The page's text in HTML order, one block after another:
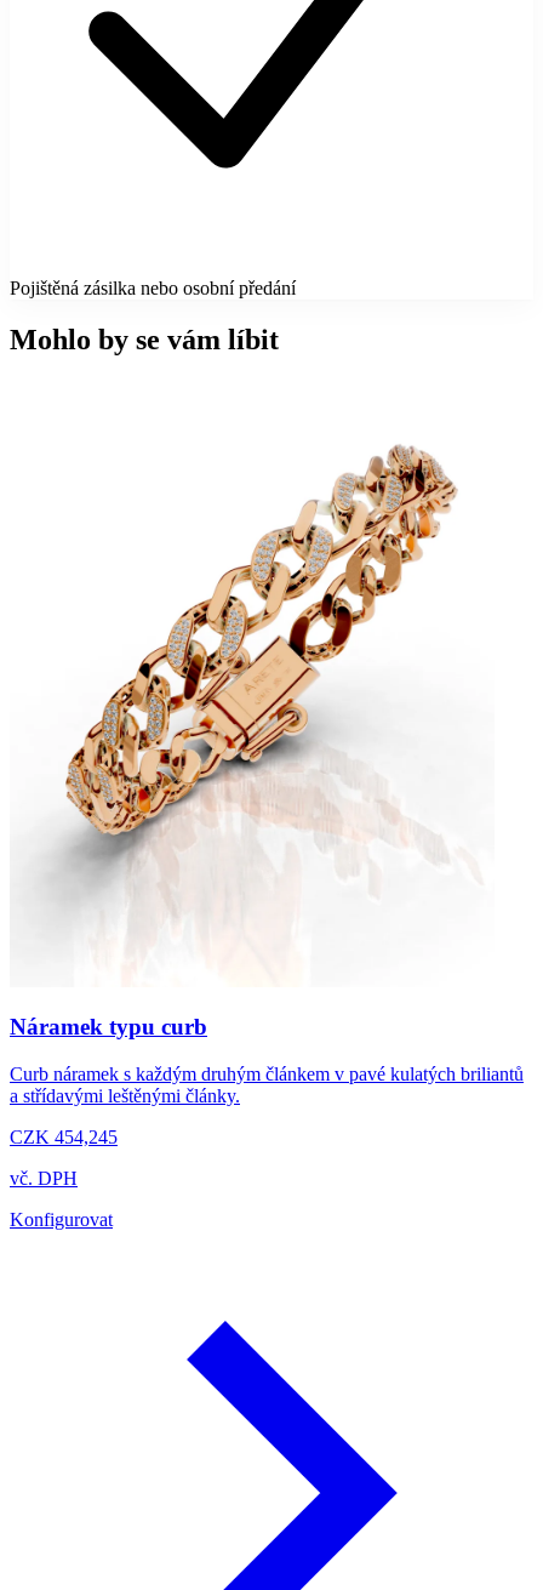
Pojištěná zásilka nebo osobní předání
Mohlo by se vám líbit
Náramek typu curb
Curb náramek s každým druhým článkem v pavé kulatých briliantů
a střídavými leštěnými články.
CZK 454,245
vč. DPH
Konfigurovat